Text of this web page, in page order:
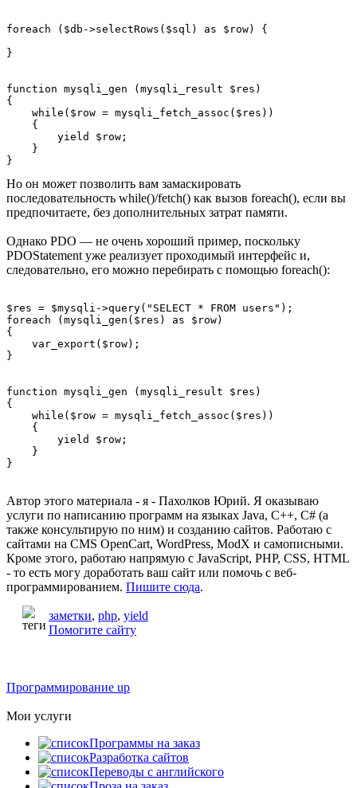
foreach ($db->selectRows($sql) as $row) {
}
function mysqli_gen (mysqli_result $res)
{
    while($row = mysqli_fetch_assoc($res))
    {
        yield $row;
    }
Но он может позволить вам замаскировать
последовательность while()/fetch() как вызов foreach(), если вы
предпочитаете, без дополнительных затрат памяти.
Однако PDO — не очень хороший пример, поскольку
PDOStatement уже реализует проходимый интерфейс и,
следовательно, его можно перебирать с помощью foreach():
$res = $mysqli->query("SELECT * FROM users");
foreach (mysqli_gen($res) as $row)
{
    var_export($row);
}
function mysqli_gen (mysqli_result $res)
{
    while($row = mysqli_fetch_assoc($res))
    {
        yield $row;
    }
Автор этого материала - я - Пахолков Юрий. Я оказываю
услуги по написанию программ на языках Java, C++, C# (а
также консультирую по ним) и созданию сайтов. Работаю с
сайтами на CMS OpenCart, WordPress, ModX и самописными.
Кроме этого, работаю напрямую с JavaScript, PHP, CSS, HTML
- то есть могу доработать ваш сайт или помочь с веб-
программированием. Пишите сюда.
заметки, php, yield
Помогите сайту
Программирование up
Мои услуги
Программы на заказ
Разработка сайтов
Переводы с английского